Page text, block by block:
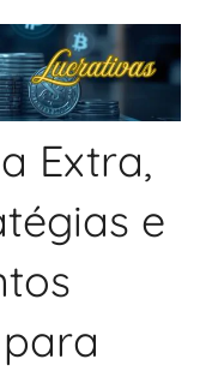
Extra,
e